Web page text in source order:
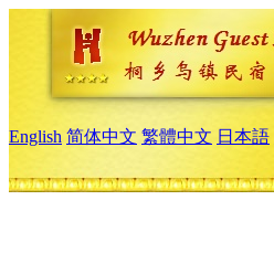
English 简体中文 繁體中文 日本語